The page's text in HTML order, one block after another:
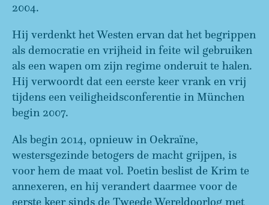
2004.
Hij verdenkt het Westen ervan dat het begrippen
als democratie en vrijheid in feite wil gebruiken
als een wapen om zijn regime onderuit te halen.
Hij verwoordt dat een eerste keer vrank en vrij
tijdens een veiligheidsconferentie in München
begin 2007.
Als begin 2014, opnieuw in Oekraïne,
westersgezinde betogers de macht grijpen, is
voor hem de maat vol. Poetin beslist de Krim te
annexeren, en hij verandert daarmee voor de
eerste keer sinds de Tweede Wereldoorlog met